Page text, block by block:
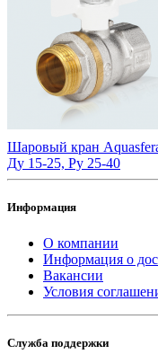
Шаровый кран
Ду 15-25, Ру 25-40
Информация
О компании
Информация о
Вакансии
Условия
Служба поддержки